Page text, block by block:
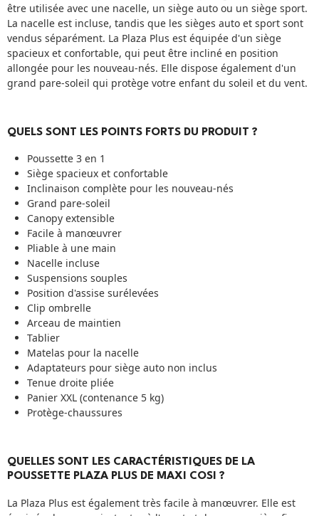
être utilisée avec une nacelle, un siège auto ou un siège sport.
La nacelle est incluse, tandis que les sièges auto et sport sont
vendus séparément. La Plaza Plus est équipée d'un siège
spacieux et confortable, qui peut être incliné en position
allongée pour les nouveau-nés. Elle dispose également d'un
grand pare-soleil qui protège votre enfant du soleil et du vent.
QUELS SONT LES POINTS FORTS DU PRODUIT ?
Poussette 3 en 1
Siège spacieux et confortable
Inclinaison complète pour les nouveau-nés
Grand pare-soleil
Canopy extensible
Facile à manœuvrer
Pliable à une main
Nacelle incluse
Suspensions souples
Position d'assise surélevées
Clip ombrelle
Arceau de maintien
Tablier
Matelas pour la nacelle
Adaptateurs pour siège auto non inclus
Tenue droite pliée
Panier XXL (contenance 5 kg)
Protège-chaussures
QUELLES SONT LES CARACTÉRISTIQUES DE LA
POUSSETTE PLAZA PLUS DE MAXI COSI ?
La Plaza Plus est également très facile à manœuvrer. Elle est